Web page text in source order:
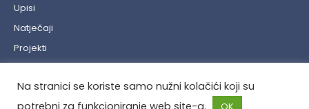
Upisi
Natječaji
Projekti
Politika privatnosti
Na stranici se koriste samo nužni kolačići koji su
potrebni za funkcioniranje web site-a.